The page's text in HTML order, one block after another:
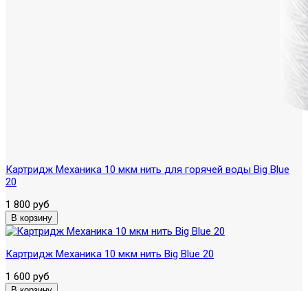
Картридж Механика 10 мкм нить для горячей воды Big Blue
20
1 800 руб
Картридж Механика 10 мкм нить Вig Blue 20
1 600 руб